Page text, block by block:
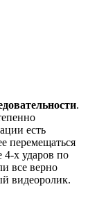
.
есть
перемещаться
4-х ударов по
все верно
видеоролик.